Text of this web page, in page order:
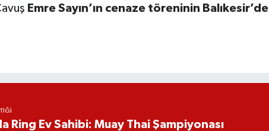
Emre Sayın’ın cenaze töreninin Balıkesir’de
Ring Ev Sahibi: Muay Thai Şampiyonası